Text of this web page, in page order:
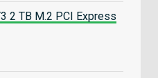
2 TB M.2 PCI Express